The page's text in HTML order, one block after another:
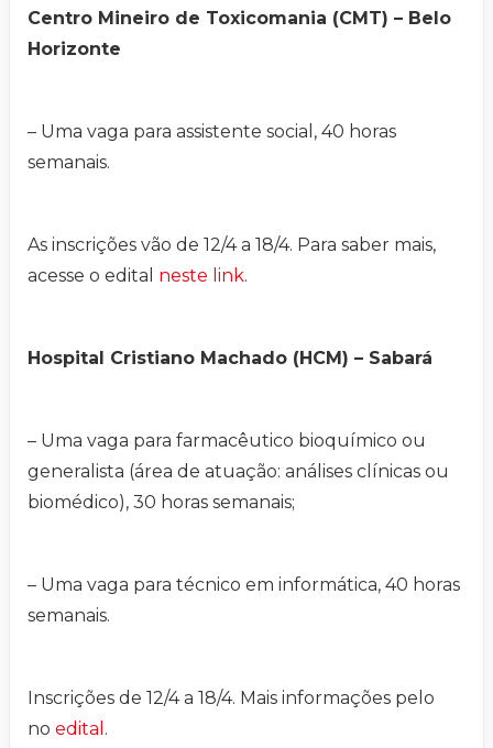
Centro Mineiro de Toxicomania (CMT) – Belo
Horizonte
– Uma vaga para assistente social, 40 horas
semanais.
As inscrições vão de 12/4 a 18/4. Para saber mais,
acesse o edital neste link.
Hospital Cristiano Machado (HCM) – Sabará
– Uma vaga para farmacêutico bioquímico ou
generalista (área de atuação: análises clínicas ou
biomédico), 30 horas semanais;
– Uma vaga para técnico em informática, 40 horas
semanais.
Inscrições de 12/4 a 18/4. Mais informações pelo
no edital .